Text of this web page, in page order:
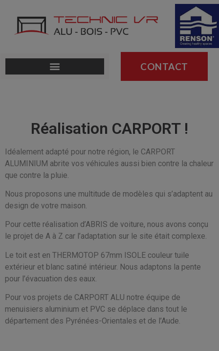
CONTACT
Réalisation CARPORT !
Idéalement adapté pour notre région, le CARPORT
ALUMINIUM abrite vos véhicules aussi bien contre la chaleur
que contre la pluie.
Nous proposons une multitude de modèles qui s’adaptent au
design de votre maison.
Pour cette réalisation d’ABRIS de voiture, nous avons conçu
le projet de A à Z car l’adaptation sur le site était complexe.
Le toit est en THERMOTOP 67mm ISOLE couleur tuile
extérieur et blanc satiné intérieur. Nous adaptons la pente
pour l’évacuation des eaux.
Pour vos projets de CARPORT ALU notre équipe de
menuisiers aluminium et PVC se déplace dans tout le
département des Pyrénées-Orientales et de l’Aude.